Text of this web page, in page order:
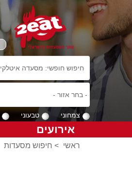
צמחוני טבעוני
אירועים
ראשי > חיפוש מסעדות